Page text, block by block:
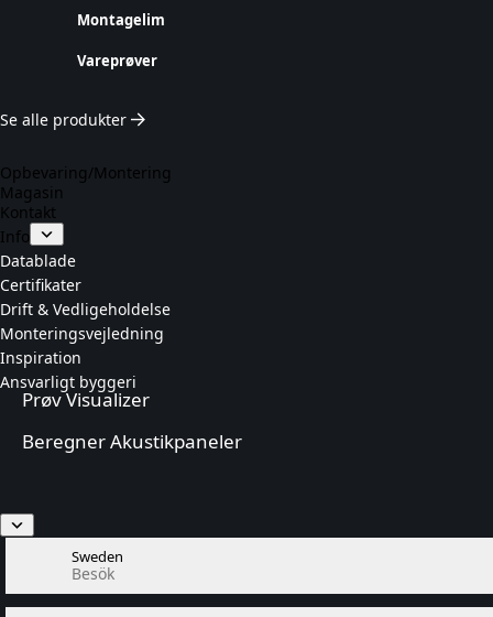
Montagelim
Vareprøver
Se alle produkter
Opbevaring/Montering
Magasin
Kontakt
Info
Datablade
Certifikater
Drift & Vedligeholdelse
Monteringsvejledning
Inspiration
Ansvarligt byggeri
Prøv Visualizer
Beregner Akustikpaneler
Sweden
Besök